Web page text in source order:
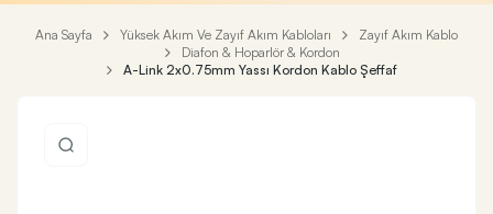
Ana Sayfa Yüksek Akım Ve Zayıf Akım Kabloları
Zayıf Akım Kablo
Diafon & Hoparlör & Kordon
A-Link 2x0.75mm Yassı Kordon Kablo Şeffaf